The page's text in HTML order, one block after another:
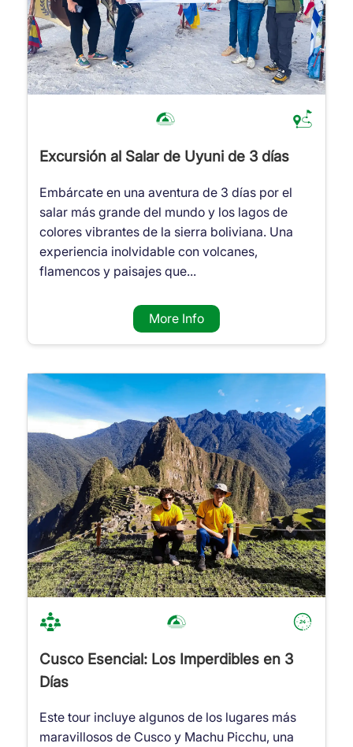
Excursión al Salar de Uyuni de 3 días
Embárcate en una aventura de 3 días por el
salar más grande del mundo y los lagos de
colores vibrantes de la sierra boliviana. Una
experiencia inolvidable con volcanes,
flamencos y paisajes que...
More Info
Cusco Esencial: Los Imperdibles en 3
Días
Este tour incluye algunos de los lugares más
maravillosos de Cusco y Machu Picchu, una